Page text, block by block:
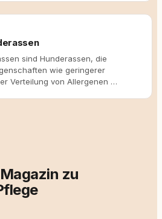
sind Hunderassen, die
wie geringerer
Verteilung von Allergenen …
zu